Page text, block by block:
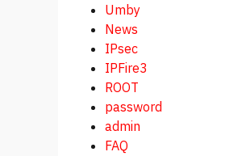
Umby
News
IPsec
IPFire3
ROOT
password
admin
FAQ